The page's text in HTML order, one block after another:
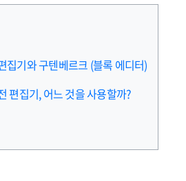
집기와 구텐베르크 (블록 에디터)
편집기, 어느 것을 사용할까?